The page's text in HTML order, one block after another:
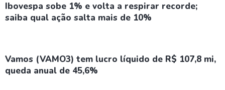
Ibovespa sobe 1% e volta a respirar recorde;
saiba qual ação salta mais de 10%
Vamos (VAMO3) tem lucro líquido de R$ 107,8 mi,
queda anual de 45,6%